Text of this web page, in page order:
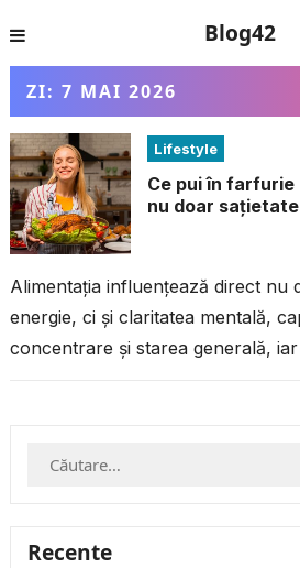
Blog42
ZI: 7 MAI 2026
Lifestyle
Ce pui în
nu doar sațietate
Alimentația influențează direct nu
energie, ci și claritatea mentală,
concentrare și starea generală,
Caută
Recente